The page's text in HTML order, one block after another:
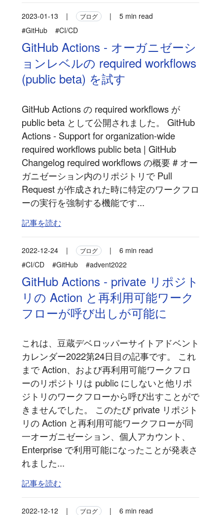
2023-01-13 | ブログ |
5 min read
#GitHub
#CI/CD
GitHub Actions - オーガニゼーシ
ョンレベルの required workflows
(public beta) を試す
GitHub Actions の required workflows が
public beta として公開されました。 GitHub
Actions - Support for organization-wide
required workflows public beta | GitHub
Changelog required workflows の概要 # オー
ガニゼーション内のリポジトリで Pull
Request が作成された時に特定のワークフロ
ーの実行を強制する機能です...
記事を読む
2022-12-24 | ブログ |
6 min read
#CI/CD
#GitHub #advent2022
GitHub Actions - private リポジト
リの Action と再利用可能ワーク
フローが呼び出しが可能に
これは、豆蔵デベロッパーサイトアドベント
カレンダー2022第24日目の記事です。 これ
まで Action、および再利用可能ワークフロ
ーのリポジトリは public にしないと他リポ
ジトリのワークフローから呼び出すことがで
きませんでした。 このたび private リポジト
リの Action と再利用可能ワークフローが同
一オーガニゼーション、個人アカウント、
Enterprise で利用可能になったことが発表さ
れました...
記事を読む
2022-12-12 | ブログ | 6 min read